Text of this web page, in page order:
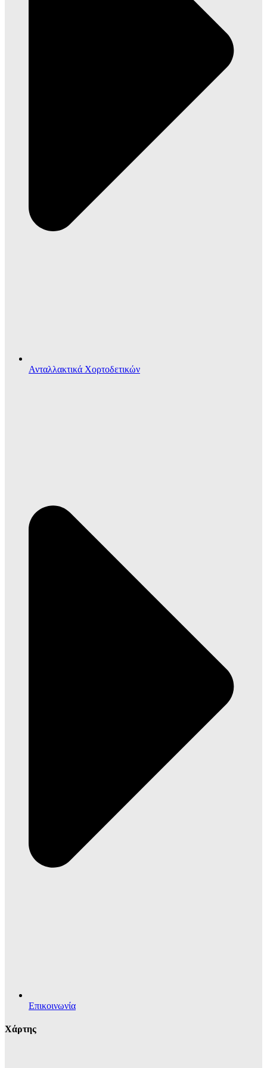
Ανταλλακτικά Χορτοδετικών
Επικοινωνία
Χάρτης